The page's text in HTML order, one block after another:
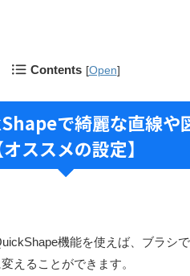
Contents [Open]
で綺麗な直線や
オススメの設定】
機能を使えば、ブラシ
えることができます。